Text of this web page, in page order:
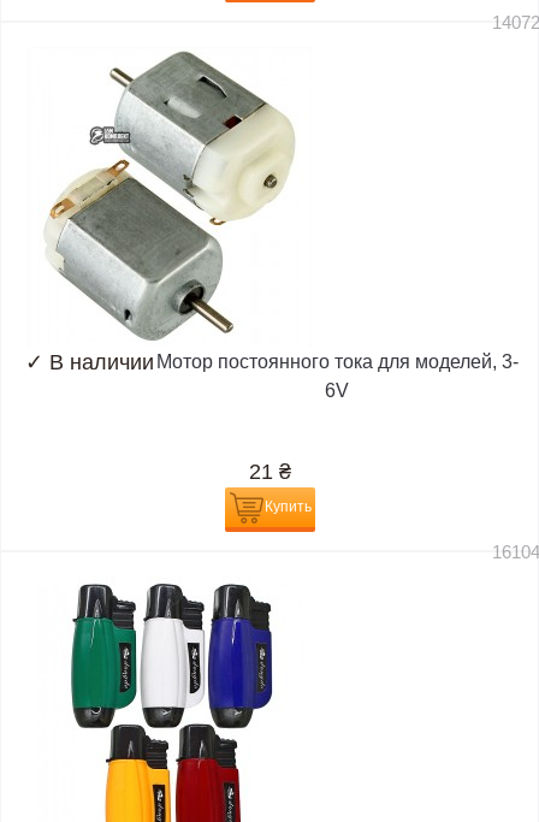
✓ В наличии Мотор постоянного тока для моделей, 3-
6V
21 ₴
Купить